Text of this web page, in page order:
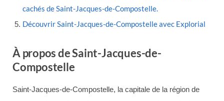
cachés de Saint-Jacques-de-Compostelle.
Découvrir Saint-Jacques-de-Compostelle avec Explorial
À propos de Saint-Jacques-de-
Compostelle
Saint-Jacques-de-Compostelle, la capitale de la région de